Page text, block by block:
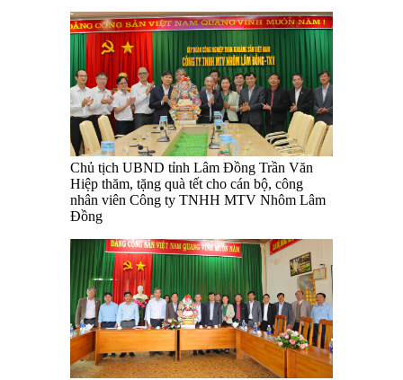
Chủ tịch UBND tỉnh Lâm Đồng Trần Văn
Hiệp thăm, tặng quà tết cho cán bộ, công
nhân viên Công ty TNHH MTV Nhôm Lâm
Đồng